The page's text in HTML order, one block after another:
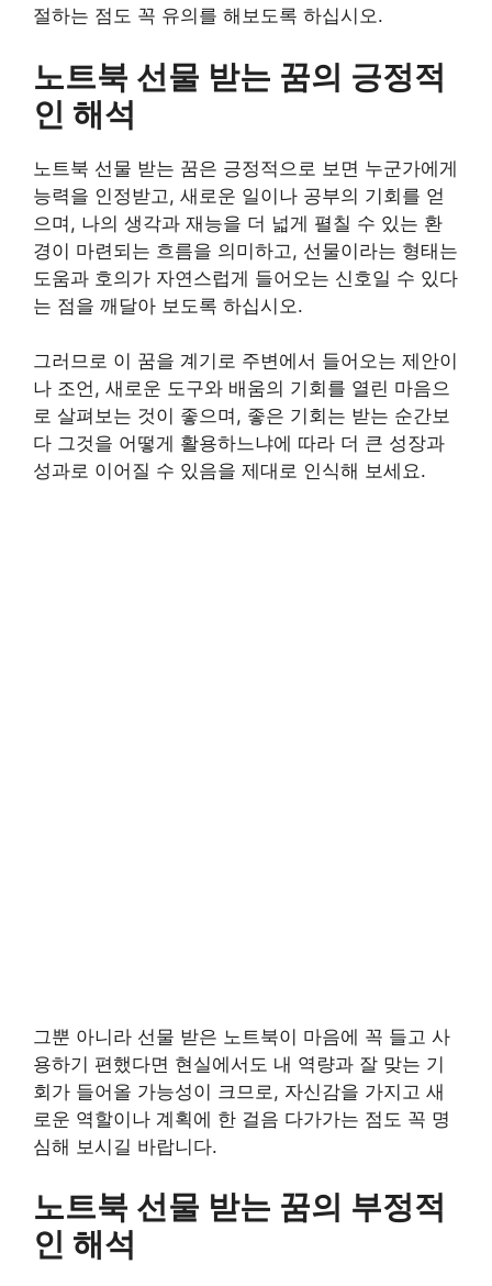
절하는 점도 꼭 유의를 해보도록 하십시오.
노트북 선물 받는 꿈의 긍정적
인 해석
노트북 선물 받는 꿈은 긍정적으로 보면 누군가에게
능력을 인정받고, 새로운 일이나 공부의 기회를 얻
으며, 나의 생각과 재능을 더 넓게 펼칠 수 있는 환
경이 마련되는 흐름을 의미하고, 선물이라는 형태는
도움과 호의가 자연스럽게 들어오는 신호일 수 있다
는 점을 깨달아 보도록 하십시오.
그러므로 이 꿈을 계기로 주변에서 들어오는 제안이
나 조언, 새로운 도구와 배움의 기회를 열린 마음으
로 살펴보는 것이 좋으며, 좋은 기회는 받는 순간보
다 그것을 어떻게 활용하느냐에 따라 더 큰 성장과
성과로 이어질 수 있음을 제대로 인식해 보세요.
그뿐 아니라 선물 받은 노트북이 마음에 꼭 들고 사
용하기 편했다면 현실에서도 내 역량과 잘 맞는 기
회가 들어올 가능성이 크므로, 자신감을 가지고 새
로운 역할이나 계획에 한 걸음 다가가는 점도 꼭 명
심해 보시길 바랍니다.
노트북 선물 받는 꿈의 부정적
인 해석